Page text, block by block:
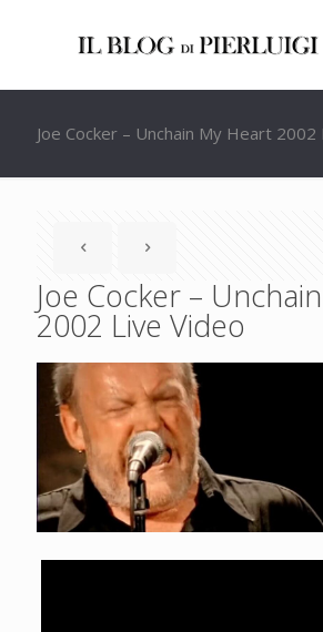
Joe Cocker – Unchain My Heart 2002
Joe Cocker –
2002 Live Video